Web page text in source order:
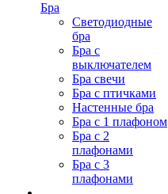
Бра
Светодиодные
бра
Бра с
выключателем
Бра свечи
Бра с птичками
Настенные бра
Бра с 1 плафоном
Бра с 2
плафонами
Бра с 3
плафонами